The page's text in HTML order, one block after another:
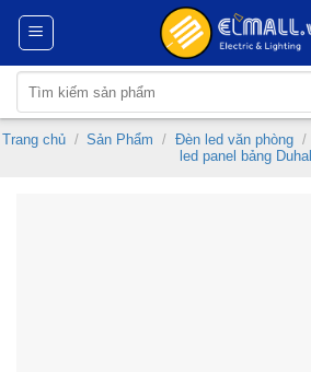
Skip
content
kiếm:
Trang chủ / Sản Phẩm / Đèn led văn phòng /
led panel bảng Duhal